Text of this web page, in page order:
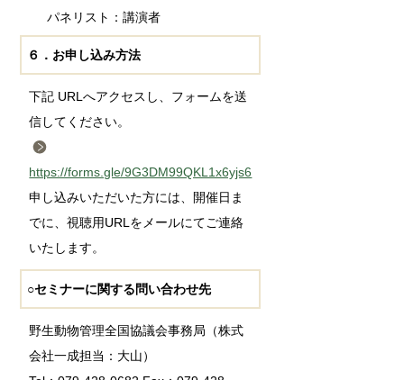
パネリスト：講演者
６．お申し込み方法
下記 URLへアクセスし、フォームを送
信してください。
https://forms.gle/9G3DM99QKL1x6yjs6
申し込みいただいた方には、開催日ま
でに、視聴用URLをメールにてご連絡
いたします。
○セミナーに関する問い合わせ先
野生動物管理全国協議会事務局（株式
会社一成担当：大山）